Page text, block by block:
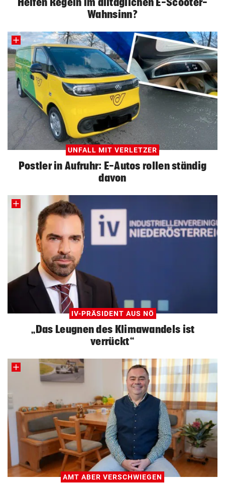
Wahnsinn?
UNFALL MIT VERLETZER
Postler in Aufruhr: E-Autos rollen ständig
davon
IV-PRÄSIDENT AUS NÖ
„Das Leugnen des Klimawandels ist
verrückt“
AMT ABER VERSCHWIEGEN